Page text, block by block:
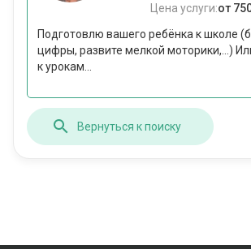
Цена услуги:от
Подготовлю вашего ребёнка к школе
цифры, развите мелкой моторики,...)
к урокам...
Вернуться к поиску